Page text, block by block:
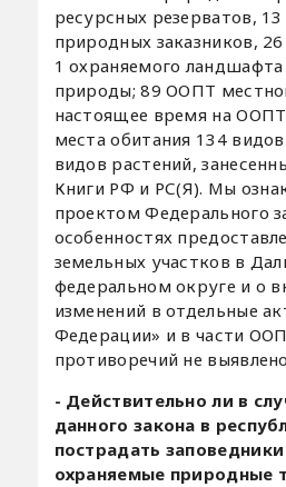
ресурсных резерватов,
природных заказников,
1 охраняемого
природы; 89 ООПТ
настоящее время на
места обитания 134
видов растений,
Книги РФ и РС(Я). Мы
проектом Федерального
особенностях
земельных участков в
федеральном округе и о
изменений в отдельные
Федерации» и в части
противоречий не
- Действительно ли в
данного закона в
пострадать
охраняемые природные